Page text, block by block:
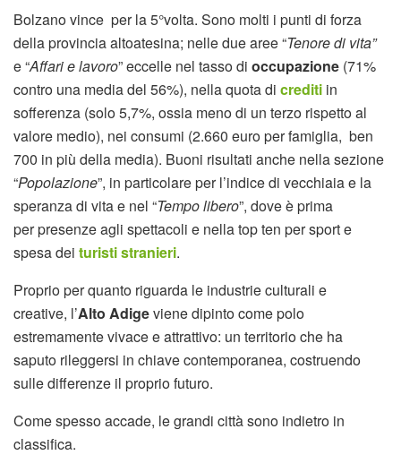
Bolzano vince per la 5°volta. Sono molti i punti di forza
della provincia altoatesina; nelle due aree “Tenore di vita”
e “Affari e lavoro” eccelle nel tasso di occupazione (71%
contro una media del 56%), nella quota di crediti in
sofferenza (solo 5,7%, ossia meno di un terzo rispetto al
valore medio), nei consumi (2.660 euro per famiglia, ben
700 in più della media). Buoni risultati anche nella sezione
“Popolazione”, in particolare per l’indice di vecchiaia e la
speranza di vita e nel “Tempo libero”, dove è prima
per presenze agli spettacoli e nella top ten per sport e
spesa dei turisti stranieri.
Proprio per quanto riguarda le industrie culturali e
creative, l’Alto Adigeviene dipinto come polo
estremamente vivace e attrattivo: un territorio che ha
saputo rileggersi in chiave contemporanea, costruendo
sulle differenze il proprio futuro.
Come spesso accade, le grandi città sono indietro in
classifica.